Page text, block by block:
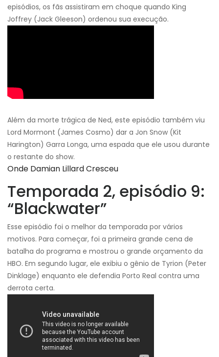
episódios, os fãs assistiram em choque quando King
Joffrey (Jack Gleeson) ordenou sua execução.
Além da morte trágica de Ned, este episódio também viu
Lord Mormont (James Cosmo) dar a Jon Snow (Kit
Harington) Garra Longa, uma espada que ele usou durante
o restante do show.
Onde Damian Lillard Cresceu
Temporada 2, episódio 9:
“Blackwater”
Esse episódio foi o melhor da temporada por vários
motivos. Para começar, foi a primeira grande cena de
batalha do programa e mostrou o grande orçamento da
HBO. Em segundo lugar, ele exibiu o gênio de Tyrion (Peter
Dinklage) enquanto ele defendia Porto Real contra uma
derrota certa.